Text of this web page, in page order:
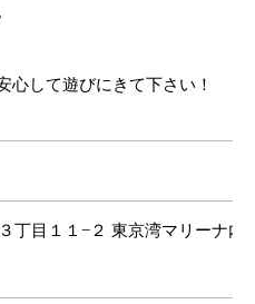
心して遊びにきて下さい！
丁目１１−２ 東京湾マリーナ内